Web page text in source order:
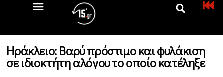
Ηράκλειο: Βαρύ πρόστιμο και φυλάκιση
σε ιδιοκτήτη αλόγου το οποίο κατέληξε